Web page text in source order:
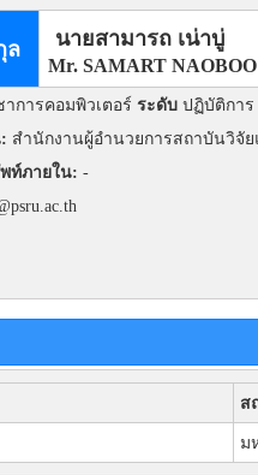
ล นายสามารถ เน่าบู่
Mr. SAMART NAOBOO
การคอมพิวเตอร์ ระดับ ปฏิบัติการ
สำนักงานผู้อำนวยการสถาบันวิจั
ท์ภายใน: -
ส
ม